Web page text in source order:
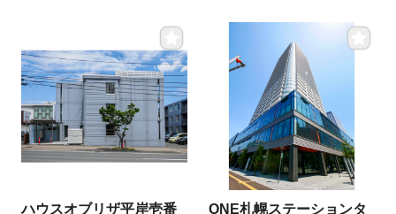
ハウスオブリザ平岸壱番
ONE札幌ステーションタ